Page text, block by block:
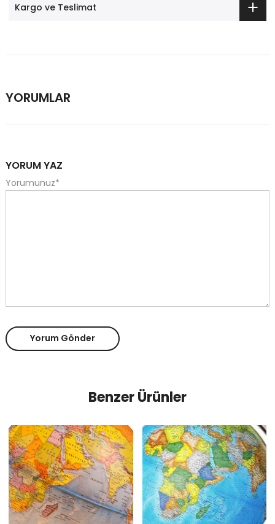
Kargo ve Teslimat
YORUMLAR
YORUM YAZ
Yorumunuz*
Yorum Gönder
Benzer Ürünler